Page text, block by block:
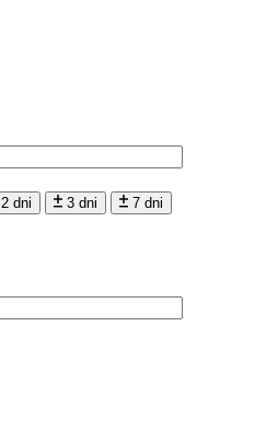
2 dni 3 dni 7 dni